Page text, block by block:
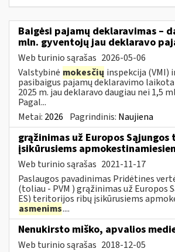
Baigėsi pajamų deklaravimas –
mln. gyventojų jau deklaravo
Web turinio sąrašas 2026-05-06
Valstybinė mokesčių inspekcija (VMI)
pasibaigus pajamų deklaravimo
2025 m. jau deklaravo daugiau nei 1,5
Pagal...
Metai: 2026 Pagrindinis: Naujiena
grąžinimas už Europos
įsikūrusiems
Web turinio sąrašas 2021-11-17
Paslaugos pavadinimas Pridėtines
(toliau - PVM ) grąžinimas už Europos
ES) teritorijos ribų įsikūrusiems
asmenims....
Nenukirsto miško, apvalios
Web turinio sąrašas 2018-12-05